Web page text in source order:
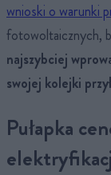
wnioski o warunki
fotowoltaicznych,
najszybciej
swojej kolejki
Pułapka